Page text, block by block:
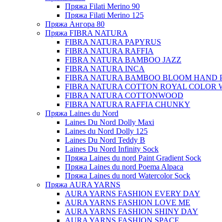
Пряжа Filati Merino 90
Пряжа Filati Merino 125
Пряжа Ангора 80
Пряжа FIBRA NATURA
FIBRA NATURA PAPYRUS
FIBRA NATURA RAFFIA
FIBRA NATURA BAMBOO JAZZ
FIBRA NATURA INCA
FIBRA NATURA BAMBOO BLOOM HAND
FIBRA NATURA COTTON ROYAL COLOR
FIBRA NATURA COTTONWOOD
FIBRA NATURA RAFFIA CHUNKY
Пряжа Laines du Nord
Laines Du Nord Dolly Maxi
Laines du Nord Dolly 125
Laines Du Nord Teddy B
Laines Du Nord Infinity Sock
Пряжа Laines du nord Paint Gradient Sock
Пряжа Laines du nord Poema Alpaca
Пряжа Laines du nord Watercolor Sock
Пряжа AURA YARNS
AURA YARNS FASHION EVERY DAY
AURA YARNS FASHION LOVE ME
AURA YARNS FASHION SHINY DAY
AURA YARNS FASHION SPACE